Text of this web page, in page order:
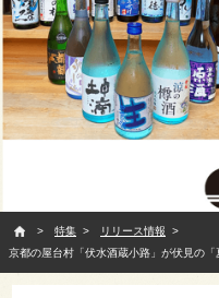
特集
リリース情報
京都の屋台村「伏水酒蔵小路」が伏見の